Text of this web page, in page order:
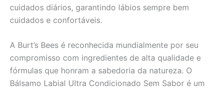
cuidados diários, garantindo lábios sempre bem
cuidados e confortáveis.
A Burt’s Bees é reconhecida mundialmente por seu
compromisso com ingredientes de alta qualidade e
fórmulas que honram a sabedoria da natureza. O
Bálsamo Labial Ultra Condicionado Sem Sabor é um